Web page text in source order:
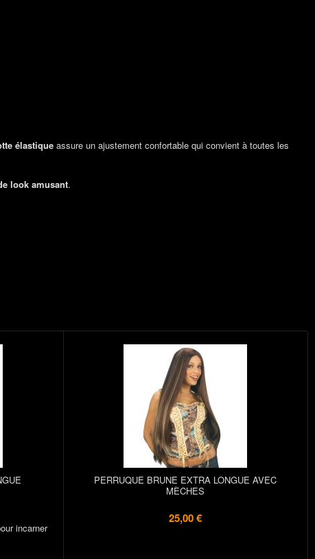
élastique assure un ajustement confortable qui convient à toutes les
look amusant.
incarner
PERRUQUE BRUNE EXTRA LONGUE AVEC
MÈCHES
25,00 €